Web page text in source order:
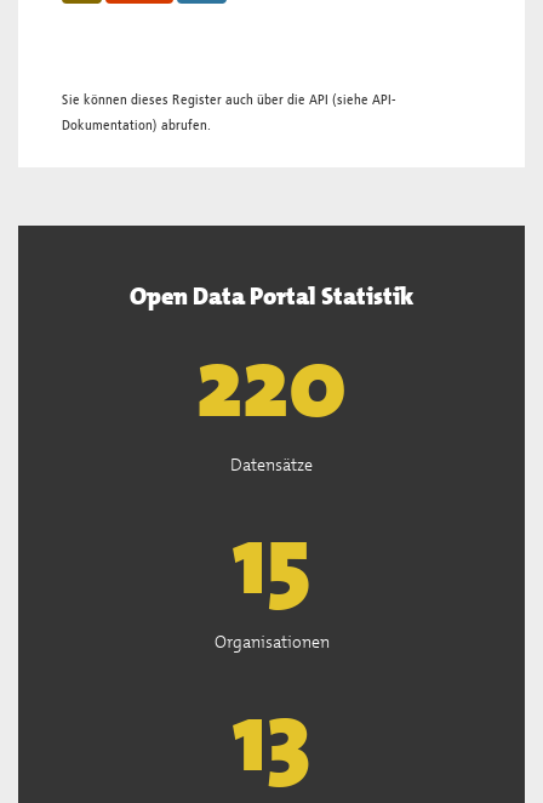
Sie können dieses Register auch über die API (siehe API-
Dokumentation) abrufen.
Open Data Portal Statistik
222
Datensätze
15
Organisationen
13